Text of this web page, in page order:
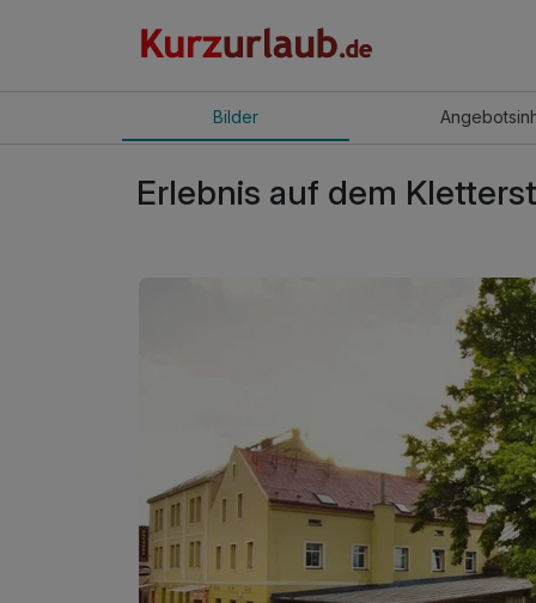
Bilder Angebot
Erlebnis auf dem